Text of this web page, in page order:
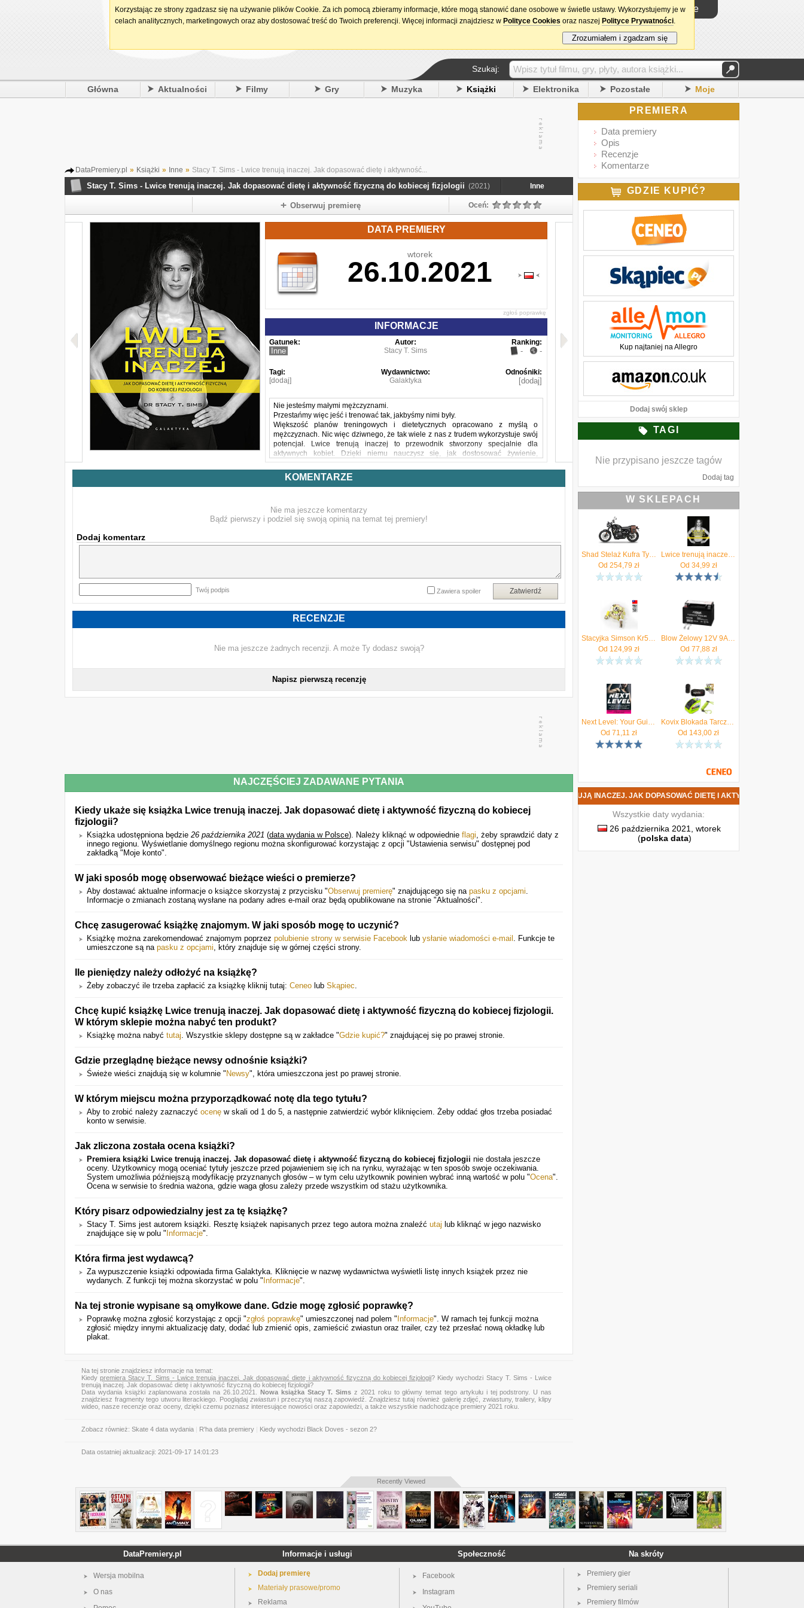
15. urodziny DataPremiery.pl Logowanie
Szukaj:
Główna Aktualności Filmy Gry Muzyka Książki Elektronika Pozostałe Moje
DataPremiery.pl » Książki » Inne » Stacy T. Sims - Lwice trenują inaczej. Jak dopasować dietę i aktywność...
Stacy T. Sims - Lwice trenują inaczej. Jak dopasować dietę i aktywność fizyczną do kobiecej fizjologii (2021) Inne
Obserwuj premierę Oceń:
DATA PREMIERY
wtorek
26.10.2021
zgłoś poprawkę
INFORMACJE
Gatunek:
Inne
Autor:
Stacy T. Sims
Ranking:
- -
Tagi:
[dodaj]
Wydawnictwo:
Galaktyka
Odnośniki:
[dodaj]
Nie jesteśmy małymi mężczyznami.
Przestańmy więc jeść i trenować tak, jakbyśmy nimi były.
Większość planów treningowych i dietetycznych opracowano z myślą o
mężczyznach. Nic więc dziwnego, że tak wiele z nas z trudem wykorzystuje swój
potencjał. Lwice trenują inaczej to przewodnik stworzony specjalnie dla
aktywnych kobiet. Dzięki niemu nauczysz się, jak dostosować żywienie,
nawadnianie i treningi tak, aby współdziałać z własną fizjologią. Doktor Stacy T.
Sims, fizjolog wysiłku i dietetyk, podpowie ci, co zrobić, by zostać biohakerką
własnego ciała i mieć jak najlepsze wyniki sportowe.
wzmacniając kości oraz zwiększając swoją wytrzymałość i moc. Znajdziesz w niej
również plany posiłków opracowane pod kątem konkretnych celów, przepisy na
terenowe, triathlon – ta książka jest dla ciebie, jeśli chcesz, by twoje ciało było
"Dzięki dr Sims wiemy zdecydowanie więcej o tym, jak kobiece ciało funkcjonuje
pomoże kobietom uprawiającym sport na całym świecie poprawić nie tylko
Juliet Starrett i Kelly Starrett, autorzy bestsellerowych poradników,
współzałożyciele San Francisco CrossFit i MobilityWOD
KOMENTARZE
Nie ma jeszcze komentarzy
Bądź pierwszy i podziel się swoją opinią na temat tej premiery!
Dodaj komentarz
Twój podpis Zatwierdź
Zawiera spoiler
RECENZJE
Nie ma jeszcze żadnych recenzji. A może Ty dodasz swoją?
Napisz pierwszą recenzję
NAJCZĘŚCIEJ ZADAWANE PYTANIA
Kiedy ukaże się książka Lwice trenują inaczej. Jak dopasować dietę i aktywność fizyczną do kobiecej
fizjologii?
Książka udostępniona będzie 26 października 2021 (data wydania w Polsce). Należy kliknąć w odpowiednie flagi, żeby sprawdzić daty z
innego regionu. Wyświetlanie domyślnego regionu można skonfigurować korzystając z opcji "Ustawienia serwisu" dostępnej pod
zakładką "Moje konto".
W jaki sposób mogę obserwować bieżące wieści o premierze?
Aby dostawać aktualne informacje o książce skorzystaj z przycisku "Obserwuj premierę" znajdującego się na pasku z opcjami.
Informacje o zmianach zostaną wysłane na podany adres e-mail oraz będą opublikowane na stronie "Aktualności".
Chcę zasugerować książkę znajomym. W jaki sposób mogę to uczynić?
Książkę można zarekomendować znajomym poprzez polubienie strony w serwisie Facebook lub ysłanie wiadomości e-mail . Funkcje te
umieszczone są na pasku z opcjami, który znajduje się w górnej części strony.
Ile pieniędzy należy odłożyć na książkę?
Żeby zobaczyć ile trzeba zapłacić za książkę kliknij tutaj: Ceneo lub Skąpiec.
Chcę kupić książkę Lwice trenują inaczej. Jak dopasować dietę i aktywność fizyczną do kobiecej fizjologii.
W którym sklepie można nabyć ten produkt?
Książkę można nabyć tutaj. Wszystkie sklepy dostępne są w zakładce "Gdzie kupić?" znajdującej się po prawej stronie.
Gdzie przeglądnę bieżące newsy odnośnie książki?
Świeże wieści znajdują się w kolumnie " Newsy", która umieszczona jest po prawej stronie.
W którym miejscu można przyporządkować notę dla tego tytułu?
Aby to zrobić należy zaznaczyć ocenę w skali od 1 do 5, a następnie zatwierdzić wybór kliknięciem. Żeby oddać głos trzeba posiadać
konto w serwisie.
Jak zliczona została ocena książki?
Premiera książki Lwice trenują inaczej. Jak dopasować dietę i aktywność fizyczną do kobiecej fizjologii nie dostała jeszcze
oceny. Użytkownicy mogą oceniać tytuły jeszcze przed pojawieniem się ich na rynku, wyrażając w ten sposób swoje oczekiwania.
System umożliwia późniejszą modyfikację przyznanych głosów – w tym celu użytkownik powinien wybrać inną wartość w polu "Ocena".
Ocena w serwisie to średnia ważona, gdzie waga głosu zależy przede wszystkim od stażu użytkownika.
Który pisarz odpowiedzialny jest za tę książkę?
Stacy T. Sims jest autorem książki. Resztę książek napisanych przez tego autora można znaleźć utaj lub kliknąć w jego nazwisko
znajdujące się w polu " Informacje".
Która firma jest wydawcą?
Za wypuszczenie książki odpowiada firma Galaktyka. Kliknięcie w nazwę wydawnictwa wyświetli listę innych książek przez nie
wydanych. Z funkcji tej można skorzystać w polu " Informacje".
Na tej stronie wypisane są omyłkowe dane. Gdzie mogę zgłosić poprawkę?
Poprawkę można zgłosić korzystając z opcji "zgłoś poprawkę" umieszczonej nad polem " Informacje". W ramach tej funkcji można
zgłosić między innymi aktualizację daty, dodać lub zmienić opis, zamieścić zwiastun oraz trailer, czy też przesłać nową okładkę lub
plakat.
Na tej stronie znajdziesz informacje na temat:
Kiedypremiera Stacy T. Sims - Lwice trenują inaczej. Jak dopasować dietę i aktywność fizyczną do kobiecej fizjologii? Kiedy wychodzi Stacy T. Sims - Lwice
trenują inaczej. Jak dopasować dietę i aktywność fizyczną do kobiecej fizjologii?
Data wydania książki zaplanowana została na 26.10.2021. Nowa książka Stacy T. Sims z 2021 roku to główny temat tego artykułu i tej podstrony. U nas
znajdziesz fragmenty tego utworu literackiego. Pooglądaj zwiastuni przeczytaj naszą zapowiedź. Znajdziesz tutaj również galerię zdjęć, zwiastuny, trailery, klipy
wideo, nasze recenzje oraz oceny, dzięki czemu poznasz interesujące nowości oraz zapowiedzi, a także wszystkie nadchodzące premiery 2021 roku.
Zobacz również: Skate 4 data wydania R'ha data premiery Kiedy wychodzi Black Doves - sezon 2?
Data ostatniej aktualizacji: 2021-09-17 14:01:23
PREMIERA
Data premiery
Opis
Recenzje
Komentarze
GDZIE KUPIĆ?
Kup najtaniej na Allegro
Dodaj swój sklep
TAGI
Nie przypisano jeszcze tagów
Dodaj tag
W SKLEPACH
Shad Stelaż Kufra Tył Ksht0St98Sr
Od 254,79 zł
Lwice trenują inaczej. Jak dopasować dietę i aktywność fizyczną do kobiecej fizjologii
Od 34,99 zł
Stacyjka Simson Kr51 Schwalbe Taiwan Roy27240
Od 124,99 zł
Blow Żelowy 12V 9Ah Bezobsługowy Motocyklowy Skuter Motor Quad Atv
Od 77,88zł
Next Level: Your Guide to Kicking Ass, Feelin...
Od 71,11 zł
Kovix Blokada Tarczy Hamulcowej Z Alarmem Kd6 Fluo
Od 143,00 zł
NOWA KSIĄŻKA STACY T. SIMS - LWICE TRENUJĄ INACZEJ. JAK DOPASOWAĆ DIETĘ I AKTYWNOŚĆ FIZYCZNĄ DO KOBIECEJ
Wszystkie daty wydania:
26 października 2021, wtorek
(polska data)
Recently Viewed
DataPremiery.pl
Wersja mobilna
O nas
Informacje i usługi
Dodaj premierę
Materiały prasowe/promo
Reklama
Społeczność
Facebook
Instagram
Na skróty
Premiery gier
Premiery seriali
Premiery filmów
Korzystając ze strony zgadzasz się na używanie plików Cookie. Za ich pomocą zbieramy informacje, które mogą stanowić dane osobowe w świetle ustawy. Wykorzystujemy je w
celach analitycznych, marketingowych oraz aby dostosować treść do Twoich preferencji. Więcej informacji znajdziesz w Polityce Cookies oraz naszej Polityce Prywatności.
Zrozumiałem i zgadzam się